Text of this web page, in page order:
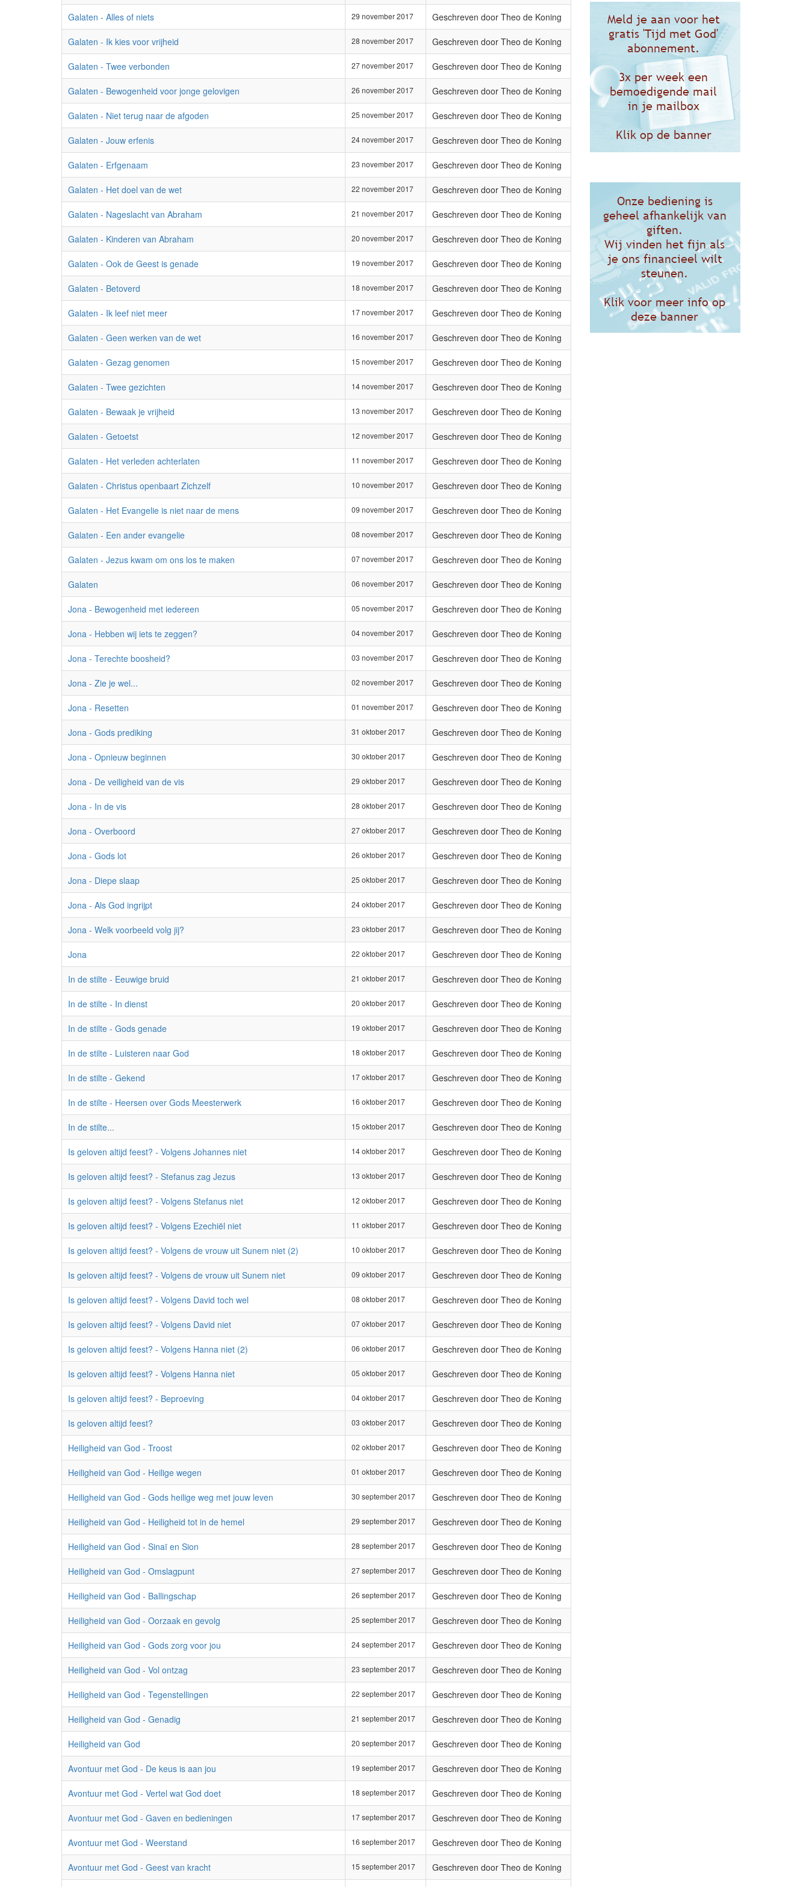
Galaten - Alles of niets 29 november 2017 Geschreven door Theo de Koning
Galaten - Ik kies voor vrijheid 28 november 2017 Geschreven door Theo de Koning
Galaten - Twee verbonden 27 november 2017 Geschreven door Theo de Koning
Galaten - Bewogenheid voor jonge gelovigen 26 november 2017 Geschreven door Theo de Koning
Galaten - Niet terug naar de afgoden 25 november 2017 Geschreven door Theo de Koning
Galaten - Jouw erfenis 24 november 2017 Geschreven door Theo de Koning
Galaten - Erfgenaam 23 november 2017 Geschreven door Theo de Koning
Galaten - Het doel van de wet 22 november 2017 Geschreven door Theo de Koning
Galaten - Nageslacht van Abraham 21 november 2017 Geschreven door Theo de Koning
Galaten - Kinderen van Abraham 20 november 2017 Geschreven door Theo de Koning
Galaten - Ook de Geest is genade 19 november 2017 Geschreven door Theo de Koning
Galaten - Betoverd 18 november 2017 Geschreven door Theo de Koning
Galaten - Ik leef niet meer 17 november 2017 Geschreven door Theo de Koning
Galaten - Geen werken van de wet 16 november 2017 Geschreven door Theo de Koning
Galaten - Gezag genomen 15 november 2017 Geschreven door Theo de Koning
Galaten - Twee gezichten 14 november 2017 Geschreven door Theo de Koning
Galaten - Bewaak je vrijheid 13 november 2017 Geschreven door Theo de Koning
Galaten - Getoetst 12 november 2017 Geschreven door Theo de Koning
Galaten - Het verleden achterlaten 11 november 2017 Geschreven door Theo de Koning
Galaten - Christus openbaart Zichzelf 10 november 2017 Geschreven door Theo de Koning
Galaten - Het Evangelie is niet naar de mens 09 november 2017 Geschreven door Theo de Koning
Galaten - Een ander evangelie 08 november 2017 Geschreven door Theo de Koning
Galaten - Jezus kwam om ons los te maken 07 november 2017 Geschreven door Theo de Koning
Galaten 06 november 2017 Geschreven door Theo de Koning
Jona - Bewogenheid met iedereen 05 november 2017 Geschreven door Theo de Koning
Jona - Hebben wij iets te zeggen? 04 november 2017 Geschreven door Theo de Koning
Jona - Terechte boosheid? 03 november 2017 Geschreven door Theo de Koning
Jona - Zie je wel... 02 november 2017 Geschreven door Theo de Koning
Jona - Resetten 01 november 2017 Geschreven door Theo de Koning
Jona - Gods prediking 31 oktober 2017 Geschreven door Theo de Koning
Jona - Opnieuw beginnen 30 oktober 2017 Geschreven door Theo de Koning
Jona - De veiligheid van de vis 29 oktober 2017 Geschreven door Theo de Koning
Jona - In de vis 28 oktober 2017 Geschreven door Theo de Koning
Jona - Overboord 27 oktober 2017 Geschreven door Theo de Koning
Jona - Gods lot 26 oktober 2017 Geschreven door Theo de Koning
Jona - Diepe slaap 25 oktober 2017 Geschreven door Theo de Koning
Jona - Als God ingrijpt 24 oktober 2017 Geschreven door Theo de Koning
Jona - Welk voorbeeld volg jij? 23 oktober 2017 Geschreven door Theo de Koning
Jona 22 oktober 2017 Geschreven door Theo de Koning
In de stilte - Eeuwige bruid 21 oktober 2017 Geschreven door Theo de Koning
In de stilte - In dienst 20 oktober 2017 Geschreven door Theo de Koning
In de stilte - Gods genade 19 oktober 2017 Geschreven door Theo de Koning
In de stilte - Luisteren naar God 18 oktober 2017 Geschreven door Theo de Koning
In de stilte - Gekend 17 oktober 2017 Geschreven door Theo de Koning
In de stilte - Heersen over Gods Meesterwerk 16 oktober 2017 Geschreven door Theo de Koning
In de stilte... 15 oktober 2017 Geschreven door Theo de Koning
Is geloven altijd feest? - Volgens Johannes niet 14 oktober 2017 Geschreven door Theo de Koning
Is geloven altijd feest? - Stefanus zag Jezus 13 oktober 2017 Geschreven door Theo de Koning
Is geloven altijd feest? - Volgens Stefanus niet 12 oktober 2017 Geschreven door Theo de Koning
Is geloven altijd feest? - Volgens Ezechiël niet 11 oktober 2017 Geschreven door Theo de Koning
Is geloven altijd feest? - Volgens de vrouw uit Sunem niet (2) 10 oktober 2017 Geschreven door Theo de Koning
Is geloven altijd feest? - Volgens de vrouw uit Sunem niet 09 oktober 2017 Geschreven door Theo de Koning
Is geloven altijd feest? - Volgens David toch wel 08 oktober 2017 Geschreven door Theo de Koning
Is geloven altijd feest? - Volgens David niet 07 oktober 2017 Geschreven door Theo de Koning
Is geloven altijd feest? - Volgens Hanna niet (2) 06 oktober 2017 Geschreven door Theo de Koning
Is geloven altijd feest? - Volgens Hanna niet 05 oktober 2017 Geschreven door Theo de Koning
Is geloven altijd feest? - Beproeving 04 oktober 2017 Geschreven door Theo de Koning
Is geloven altijd feest? 03 oktober 2017 Geschreven door Theo de Koning
Heiligheid van God - Troost 02 oktober 2017 Geschreven door Theo de Koning
Heiligheid van God - Heilige wegen 01 oktober 2017 Geschreven door Theo de Koning
Heiligheid van God - Gods heilige weg met jouw leven 30 september 2017 Geschreven door Theo de Koning
Heiligheid van God - Heiligheid tot in de hemel 29 september 2017 Geschreven door Theo de Koning
Heiligheid van God - Sinaï en Sion 28 september 2017 Geschreven door Theo de Koning
Heiligheid van God - Omslagpunt 27 september 2017 Geschreven door Theo de Koning
Heiligheid van God - Ballingschap 26 september 2017 Geschreven door Theo de Koning
Heiligheid van God - Oorzaak en gevolg 25 september 2017 Geschreven door Theo de Koning
Heiligheid van God - Gods zorg voor jou 24 september 2017 Geschreven door Theo de Koning
Heiligheid van God - Vol ontzag 23 september 2017 Geschreven door Theo de Koning
Heiligheid van God - Tegenstellingen 22 september 2017 Geschreven door Theo de Koning
Heiligheid van God - Genadig 21 september 2017 Geschreven door Theo de Koning
Heiligheid van God 20 september 2017 Geschreven door Theo de Koning
Avontuur met God - De keus is aan jou 19 september 2017 Geschreven door Theo de Koning
Avontuur met God - Vertel wat God doet 18 september 2017 Geschreven door Theo de Koning
Avontuur met God - Gaven en bedieningen 17 september 2017 Geschreven door Theo de Koning
Avontuur met God - Weerstand 16 september 2017 Geschreven door Theo de Koning
Avontuur met God - Geest van kracht 15 september 2017 Geschreven door Theo de Koning